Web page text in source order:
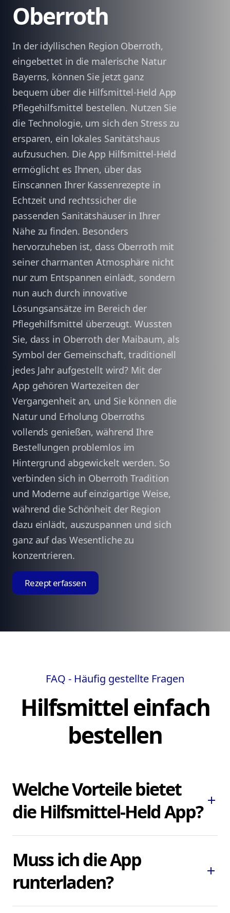
Oberroth
In der idyllischen Region Oberroth,
eingebettet in die malerische Natur
Bayerns, können Sie jetzt ganz
bequem über die Hilfsmittel-Held App
Pflegehilfsmittel bestellen. Nutzen Sie
die Technologie, um sich den Stress zu
ersparen, ein lokales Sanitätshaus
aufzusuchen. Die App Hilfsmittel-Held
ermöglicht es Ihnen, über das
Einscannen Ihrer Kassenrezepte in
Echtzeit und rechtssicher die
passenden Sanitätshäuser in Ihrer
Nähe zu finden. Besonders
hervorzuheben ist, dass Oberroth mit
seiner charmanten Atmosphäre nicht
nur zum Entspannen einlädt, sondern
nun auch durch innovative
Lösungsansätze im Bereich der
Pflegehilfsmittel überzeugt. Wussten
Sie, dass in Oberroth der Maibaum, als
Symbol der Gemeinschaft, traditionell
jedes Jahr aufgestellt wird? Mit der
App gehören Wartezeiten der
Vergangenheit an, und Sie können die
Natur und Erholung Oberroths
vollends genießen, während Ihre
Bestellungen problemlos im
Hintergrund abgewickelt werden. So
verbinden sich in Oberroth Tradition
und Moderne auf einzigartige Weise,
während die Schönheit der Region
dazu einlädt, auszuspannen und sich
ganz auf das Wesentliche zu
konzentrieren.
Rezept erfassen
FAQ - Häufig gestellte Fragen
Hilfsmittel einfach
bestellen
Welche Vorteile bietet
die Hilfsmittel-Held App? add
Ihnen, dringend benötigte Pflegehilfsmittel
und Hilfsmittel schnell und bequem zu
bestellen, ohne lokale Sanitätshäuser
aufsuchen oder kontaktieren zu müssen.
Muss ich die App
runterladen?
add